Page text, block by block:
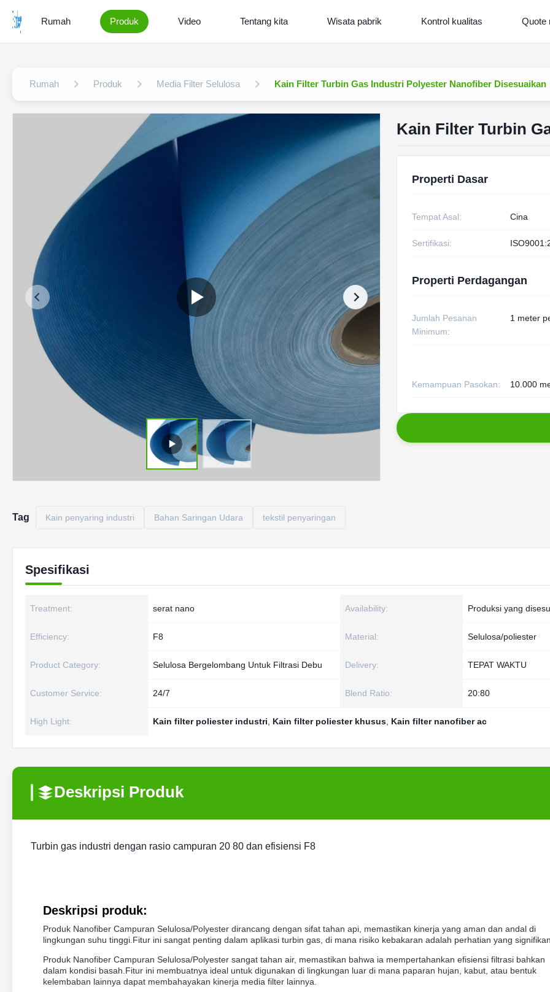
Rumah Produk Video Tentang kita Wisata pabrik Kontrol kualitas Quote
Rumah Produk Media Filter Selulosa Kain Filter Turbin Gas Industri Polyester Nanofiber Disesuaikan
Kain Filter Turbin
Properti Dasar
Tempat Asal: Cina
Sertifikasi:
Properti Perdagangan
Jumlah Pesanan
Minimum:
1 meter
Kemampuan Pasokan: 10.000
Tag Kain penyaring industri Bahan Saringan Udara tekstil penyaringan
Spesifikasi
Treatment: serat nano Availability: Produksi yang
Efficiency: F8 Material: Selulosa/poliester
Product Category: Selulosa Bergelombang Untuk Filtrasi Debu Delivery: TEPAT WAKTU
Customer Service: 24/7 Blend Ratio: 20:80
High Light: Kain filter poliester industri Kain filter poliester khusus Kain filter nanofiber ac
Deskripsi Produk
Turbin gas industri dengan rasio campuran 20 80 dan efisiensi F8
Deskripsi produk:
Produk Nanofiber Campuran Selulosa/Polyester dirancang dengan sifat tahan api, memastikan kinerja yang aman dan andal di
lingkungan suhu tinggi.Fitur ini sangat penting dalam aplikasi turbin gas, di mana risiko kebakaran adalah perhatian yang signifikan.
Produk Nanofiber Campuran Selulosa/Polyester sangat tahan air, memastikan bahwa ia mempertahankan efisiensi filtrasi bahkan
dalam kondisi basah.Fitur ini membuatnya ideal untuk digunakan di lingkungan luar di mana paparan hujan, kabut, atau bentuk
kelembaban lainnya dapat membahayakan kinerja media filter lainnya.